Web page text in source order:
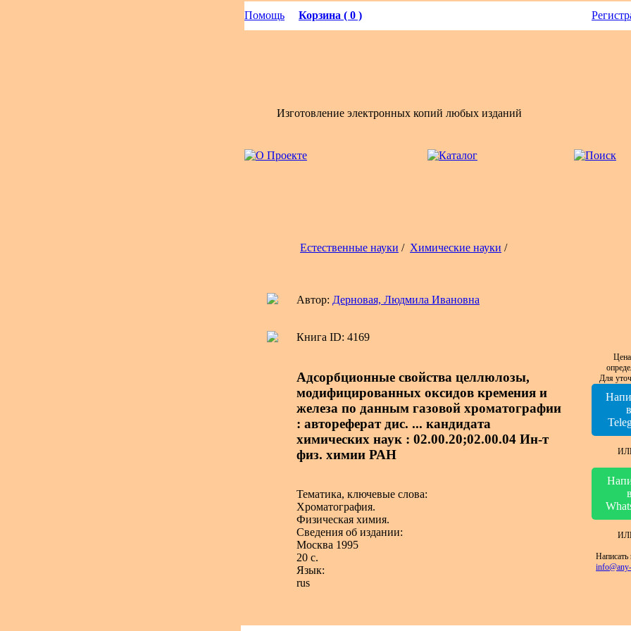
Помощь Корзина ( 0 )
Изготовление электронных копий любых изданий
Естественные науки / Химические науки /
Автор: Дерновая, Людмила Ивановна
Книга ID: 4169
Адсорбционные свойства целлюлозы,
модифицированных оксидов кремения и
железа по данным газовой хроматографии
: автореферат дис. ... кандидата
химических наук : 02.00.20;02.00.04 Ин-т
физ. химии РАН
Тематика, ключевые слова:
Хроматография.
Физическая химия.
Сведения об издании:
Москва 1995
20 с.
Язык:
rus
Для
в
в
Написать